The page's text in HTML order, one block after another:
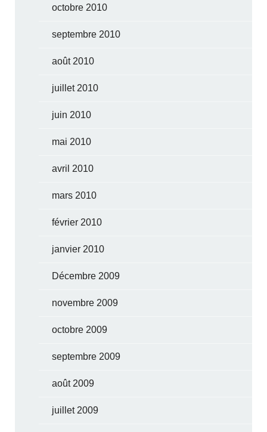
octobre 2010
septembre 2010
août 2010
juillet 2010
juin 2010
mai 2010
avril 2010
mars 2010
février 2010
janvier 2010
Décembre 2009
novembre 2009
octobre 2009
septembre 2009
août 2009
juillet 2009